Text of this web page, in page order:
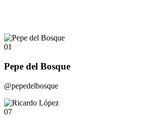
01
Pepe del Bosque
@pepedelbosque
07